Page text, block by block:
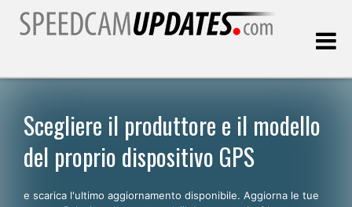
Clienti
SCEGLI LA LINGUA
Scegliere il produttore e il modello
del proprio dispositivo GPS
e scarica l'ultimo aggiornamento disponibile. Aggiorna le tue